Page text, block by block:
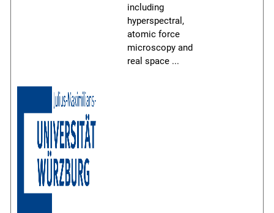
including
hyperspectral,
atomic force
microscopy and
real space ...